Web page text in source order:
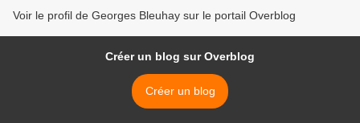
Voir le profil de Georges Bleuhay sur le portail Overblog
Créer un blog sur Overblog
Créer un blog